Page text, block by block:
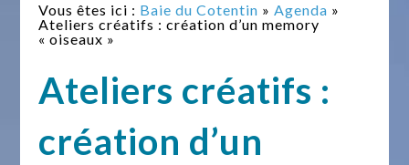
Vous êtes ici : Baie du Cotentin »Agenda »
Ateliers créatifs : création d’un memory
« oiseaux »
Ateliers créatifs :
création d’un